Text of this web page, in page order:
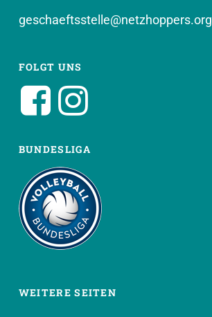
geschaeftsstelle@netzhoppers.org
FOLGT UNS
BUNDESLIGA
WEITERE SEITEN